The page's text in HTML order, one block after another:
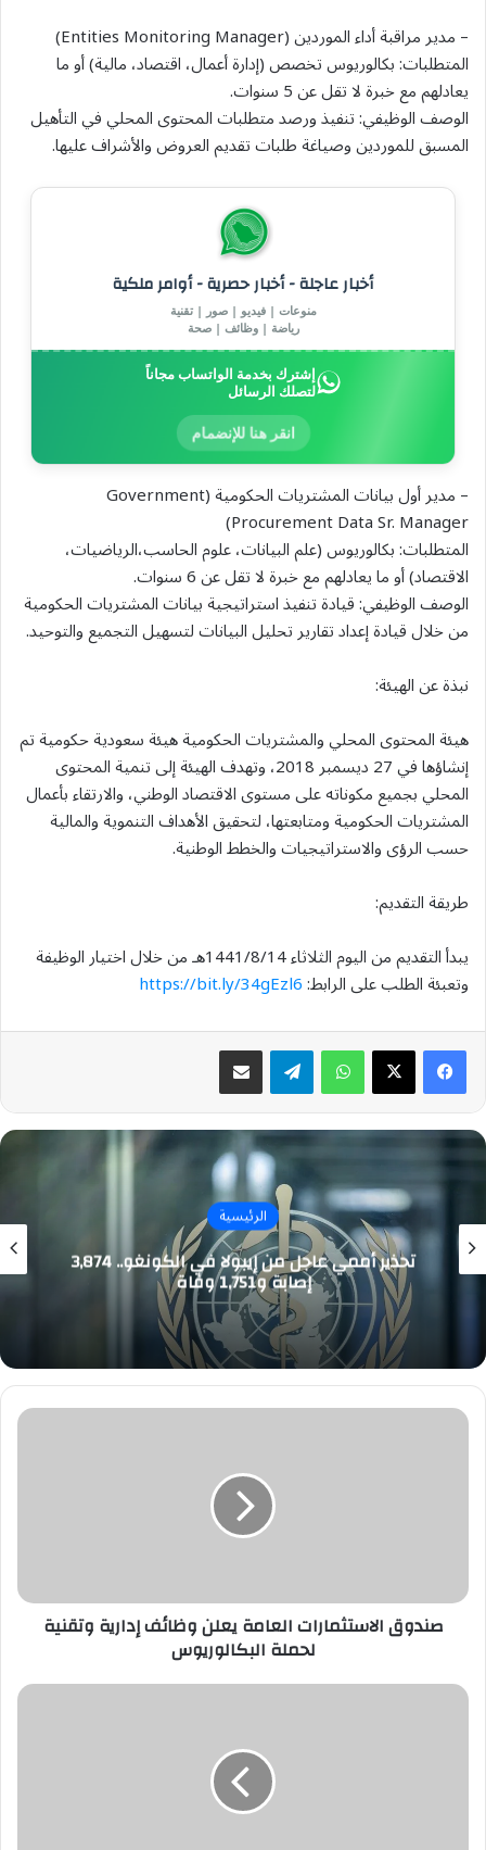
– مدير مراقبة أداء الموردين (Entities Monitoring Manager)
المتطلبات: بكالوريوس تخصص (إدارة أعمال، اقتصاد، مالية) أو ما
يعادلهم مع خبرة لا تقل عن 5 سنوات.
الوصف الوظيفي: تنفيذ ورصد متطلبات المحتوى المحلي في التأهيل
المسبق للموردين وصياغة طلبات تقديم العروض والأشراف عليها.
أخبار عاجلة - أخبار حصرية - أوامر ملكية
منوعات | فيديو | صور | تقنية
رياضة | وظائف | صحة
إشترك بخدمة الواتساب مجاناً
لتصلك الرسائل
انقر هنا للإنضمام
– مدير أول بيانات المشتريات الحكومية (Government
Procurement Data Sr. Manager)
المتطلبات: بكالوريوس (علم البيانات، علوم الحاسب،الرياضيات،
الاقتصاد) أو ما يعادلهم مع خبرة لا تقل عن 6 سنوات.
الوصف الوظيفي: قيادة تنفيذ استراتيجية بيانات المشتريات الحكومية
من خلال قيادة إعداد تقارير تحليل البيانات لتسهيل التجميع والتوحيد.
نبذة عن الهيئة:
هيئة المحتوى المحلي والمشتريات الحكومية هيئة سعودية حكومية تم
إنشاؤها في 27 ديسمبر 2018، وتهدف الهيئة إلى تنمية المحتوى
المحلي بجميع مكوناته على مستوى الاقتصاد الوطني، والارتقاء بأعمال
المشتريات الحكومية ومتابعتها، لتحقيق الأهداف التنموية والمالية
حسب الرؤى والاستراتيجيات والخطط الوطنية.
طريقة التقديم:
يبدأ التقديم من اليوم الثلاثاء 1441/8/14هـ من خلال اختيار الوظيفة
وتعبئة الطلب على الرابط:https://bit.ly/34gEzl6
واتسابتيلقرام مشاركة عبر البريد
الرئيسية
تحذير أممي عاجل من إيبولا في الكونغو.. 3,874
إصابة و1,751 وفاة
صندوق
البكالوريوس
صندوق الاستثمارات العامة يعلن وظائف إدارية وتقنية
لحملة البكالوريوس
جمعية